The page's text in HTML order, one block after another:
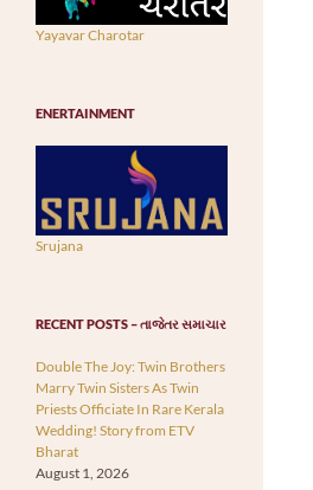
Yayavar Charotar
ENERTAINMENT
Srujana
RECENT POSTS – તાજેતર સમાચાર
Double The Joy: Twin Brothers
Marry Twin Sisters As Twin
Priests Officiate In Rare Kerala
Wedding! Story from ETV
Bharat
August 1, 2026